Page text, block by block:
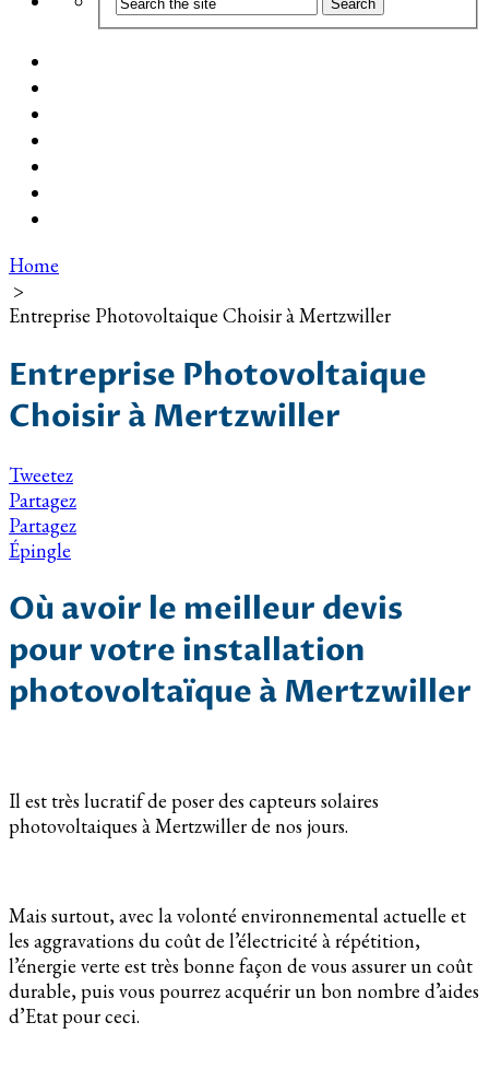
Home
>
Entreprise Photovoltaique Choisir à Mertzwiller
Entreprise Photovoltaique
Choisir à Mertzwiller
Tweetez
Partagez
Partagez
Épingle
Où avoir le meilleur devis
pour votre installation
photovoltaïque à Mertzwiller
Il est très lucratif de poser des capteurs solaires
photovoltaiques à Mertzwiller de nos jours.
Mais surtout, avec la volonté environnemental actuelle et
les aggravations du coût de l’électricité à répétition,
l’énergie verte est très bonne façon de vous assurer un coût
durable, puis vous pourrez acquérir un bon nombre d’aides
d’Etat pour ceci.